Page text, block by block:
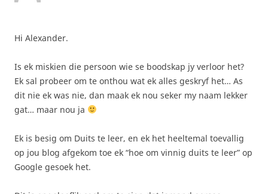
Hi Alexander.
Is ek miskien die persoon wie se boodskap jy verloor het?
Ek sal probeer om te onthou wat ek alles geskryf het… As
dit nie ek was nie, dan maak ek nou seker my naam lekker
gat… maar nou ja
Ek is besig om Duits te leer, en ek het heeltemal toevallig
op jou blog afgekom toe ek “hoe om vinnig duits te leer” op
Google gesoek het.